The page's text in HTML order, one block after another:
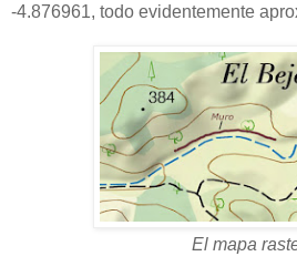
-4.876961, todo evidentemente
El mapa